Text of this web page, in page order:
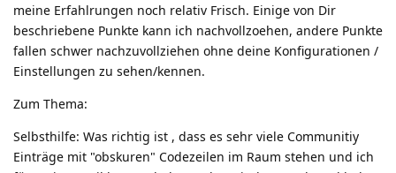
meine Erfahlrungen noch relativ Frisch. Einige von Dir
beschriebene Punkte kann ich nachvollzoehen, andere Punkte
fallen schwer nachzuvollziehen ohne deine Konfigurationen /
Einstellungen zu sehen/kennen.
Zum Thema:
Selbsthilfe: Was richtig ist , dass es sehr viele Communitiy
Einträge mit "obskuren" Codezeilen im Raum stehen und ich